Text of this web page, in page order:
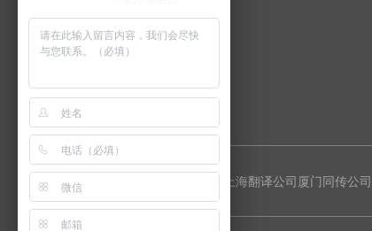
厦门翻译公司分支机构 上海翻译公司厦门同传公司